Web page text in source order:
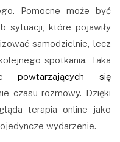
Pomocne może być
sytuacji, które pojawiły
samodzielnie, lecz
spotkania. Taka
powtarzających się
czasu rozmowy. Dzięki
terapia online jako
wydarzenie.